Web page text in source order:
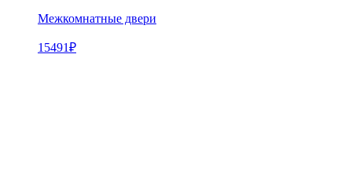
Межкомнатные двери
15491₽